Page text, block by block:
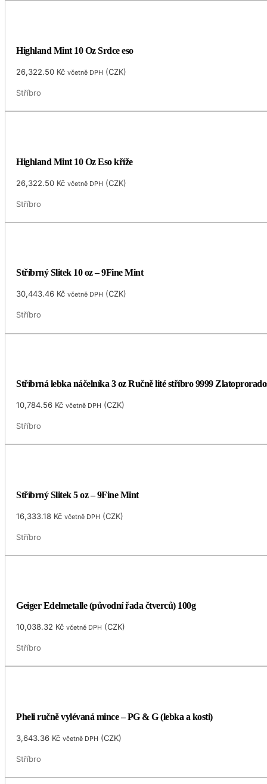
Highland Mint 10 Oz Srdce eso
26,322.50 Kč včetně DPH (CZK)
Stříbro
Highland Mint 10 Oz Eso kříže
26,322.50 Kč včetně DPH (CZK)
Stříbro
Stříbrný Slitek 10 oz – 9Fine Mint
30,443.46 Kč včetně DPH (CZK)
Stříbro
Stříbrná lebka náčelníka 3 oz Ručně lité stříbro 9999
10,784.56 Kč včetně DPH (CZK)
Stříbro
Stříbrný Slitek 5 oz – 9Fine Mint
16,333.18 Kč včetně DPH (CZK)
Stříbro
Geiger Edelmetalle (původní řada čtverců) 100g
10,038.32 Kč včetně DPH (CZK)
Stříbro
Pheli ručně vylévaná mince – PG & G (lebka a kosti)
3,643.36 Kč včetně DPH (CZK)
Stříbro